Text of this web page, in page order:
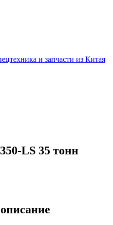
и запчасти из Китая
LS 35 тонн